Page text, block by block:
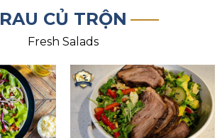
RAU CỦ TRỘN
Fresh Salads